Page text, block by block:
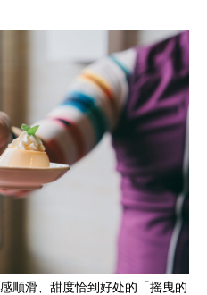
顺滑、甜度恰到好处的「摇曳的